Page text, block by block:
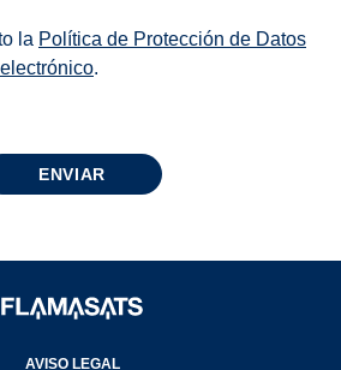
la Política de Protección de Datos
.
AVISO LEGAL